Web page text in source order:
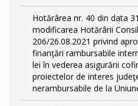
Hotărârea nr. 40 din data
modificarea Hotărârii
206/26.08.2021 privind
finanţări rambursabile
lei în vederea asigurării
proiectelor de interes
nerambursabile de la